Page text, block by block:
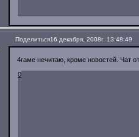
Поделиться16 декабря, 2008г. 13:48:49
4гаме нечитаю, кроме новостей. Чат
0